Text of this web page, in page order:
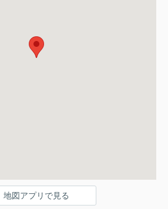
地図アプリで見る